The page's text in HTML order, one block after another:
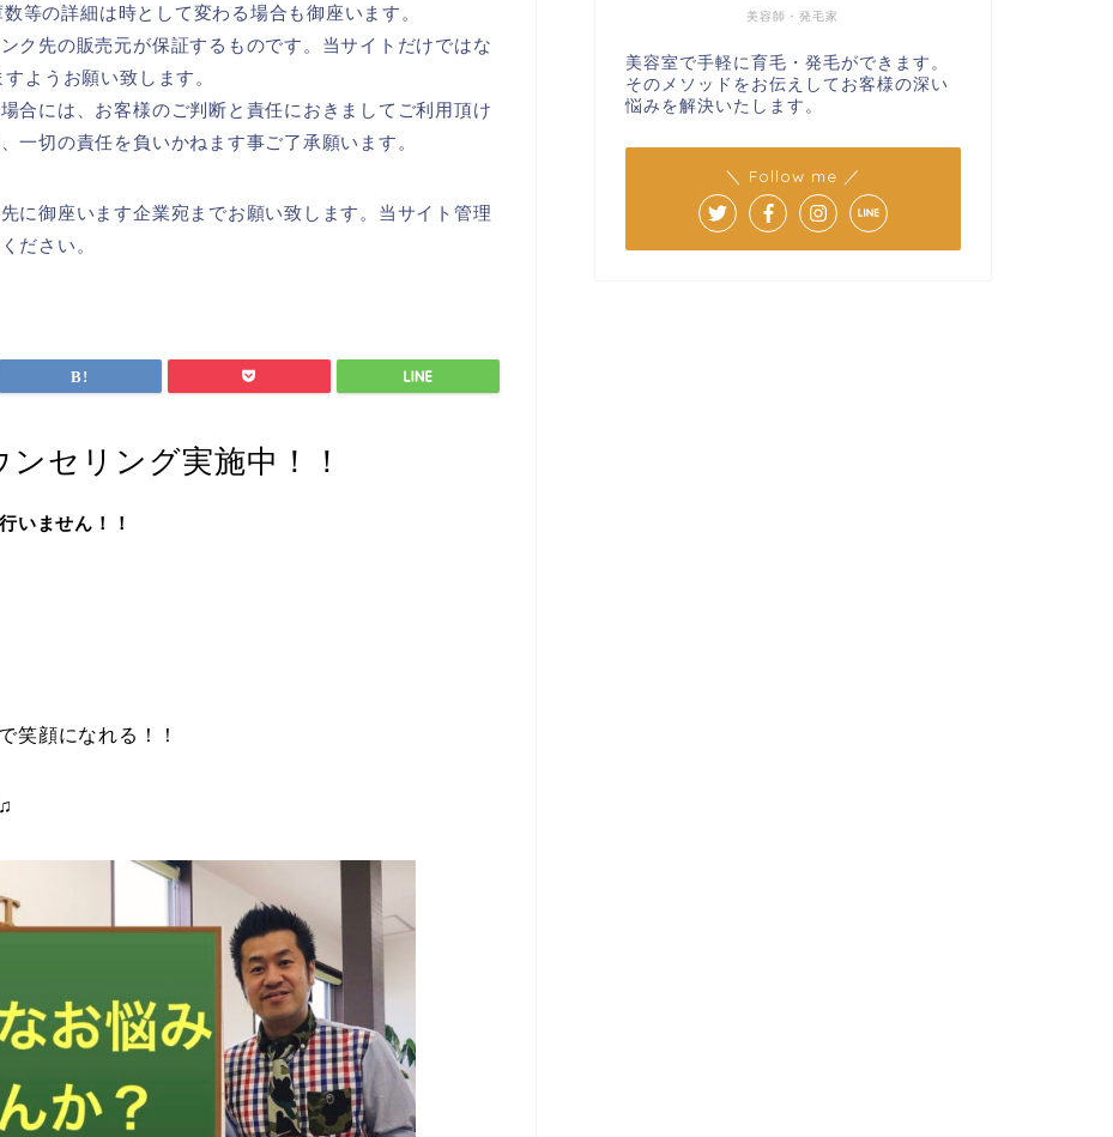
等の詳細は時として変わる場合も御座います。
ク先の販売元が保証するものです。当サイトだけではな
ようお願い致します。
合には、お客様のご判断と責任におきましてご利用頂け
一切の責任を負いかねます事ご了承願います。
に御座います企業宛までお願い致します。当サイト管理
ださい。
セリング実施中！！
いません！！
笑顔になれる！！
美容師・発毛家
美容室で手軽に育毛・発毛ができます。
そのメソッドをお伝えしてお客様の深い
悩みを解決いたします。
＼ Follow me ／